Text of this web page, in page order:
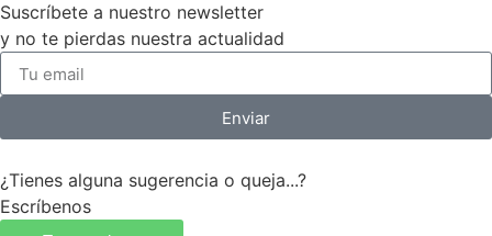
Suscríbete a nuestro newsletter
y no te pierdas nuestra actualidad
Enviar
¿Tienes alguna sugerencia o queja...?
Escríbenos